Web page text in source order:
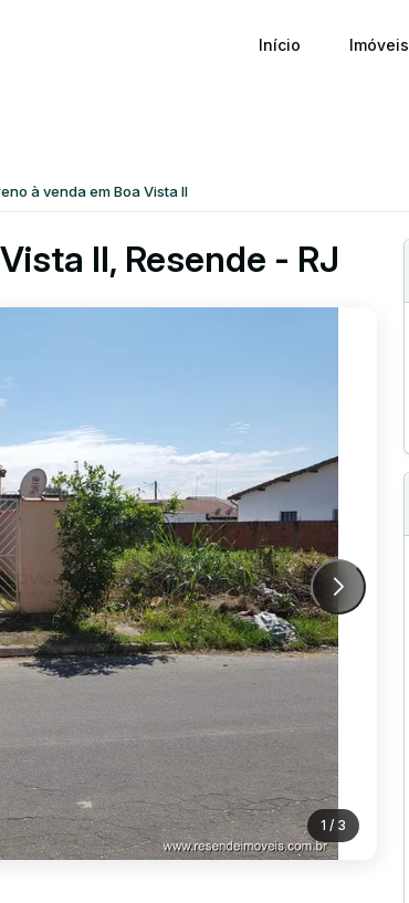
Início Imóveis
à venda em Boa Vista II
II, Resende - RJ
1 / 3